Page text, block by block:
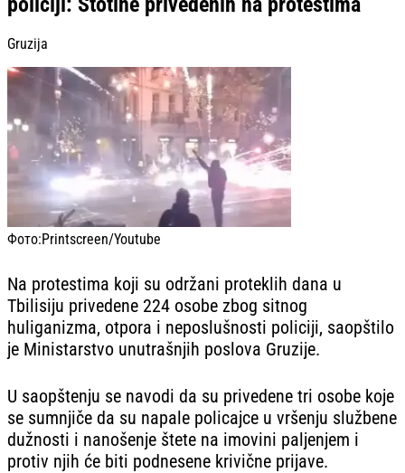
Gruzija
Фото:Printscreen/Youtube
Na protestima koji su održani proteklih dana u
Tbilisiju privedene 224 osobe zbog sitnog
huliganizma, otpora i neposlušnosti policiji, saopštilo
je Ministarstvo unutrašnjih poslova Gruzije.
U saopštenju se navodi da su privedene tri osobe koje
se sumnjiče da su napale policajce u vršenju službene
dužnosti i nanošenje štete na imovini paljenjem i
protiv njih će biti podnesene krivične prijave.